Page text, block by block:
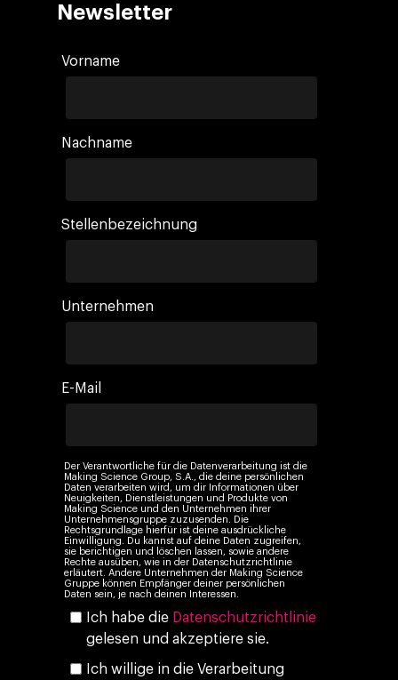
Newsletter
Vorname
Nachname
Stellenbezeichnung
Unternehmen
E-Mail
Der Verantwortliche für die Datenverarbeitung ist die
Making Science Group, S.A., die deine persönlichen
Daten verarbeiten wird, um dir Informationen über
Neuigkeiten, Dienstleistungen und Produkte von
Making Science und den Unternehmen ihrer
Unternehmensgruppe zuzusenden. Die
Rechtsgrundlage hierfür ist deine ausdrückliche
Einwilligung. Du kannst auf deine Daten zugreifen,
sie berichtigen und löschen lassen, sowie andere
Rechte ausüben, wie in der Datenschutzrichtlinie
erläutert. Andere Unternehmen der Making Science
Gruppe können Empfänger deiner persönlichen
Daten sein, je nach deinen Interessen.
Ich habe die Datenschutzrichtlinie
gelesen und akzeptiere sie.
Ich willige in die Verarbeitung